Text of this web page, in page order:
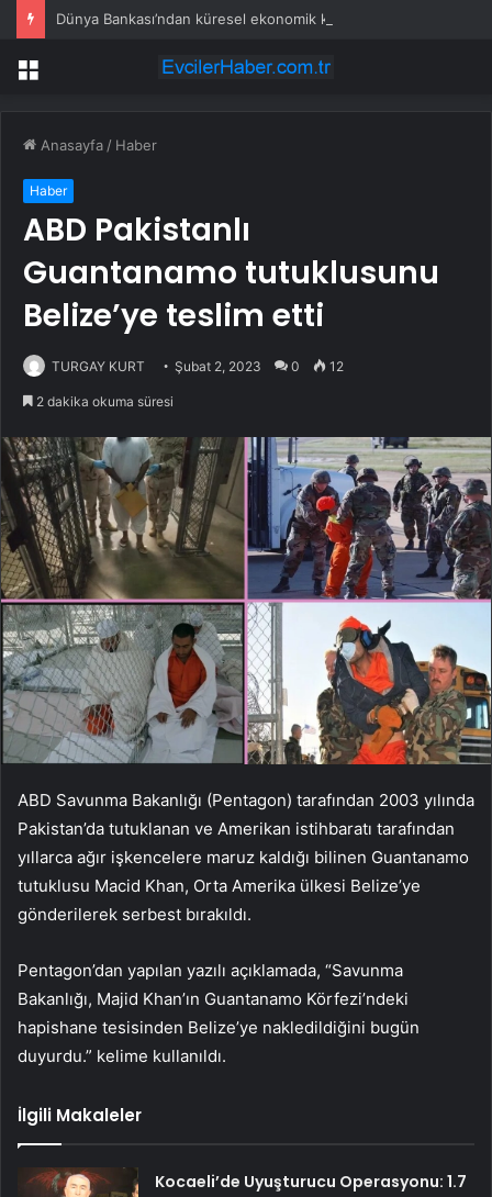
Dünya Bankası’ndan küresel ekonomik kriz uyarısı
Menü
Anasayfa / Haber
Haber
ABD Pakistanlı
Guantanamo tutuklusunu
Belize’ye teslim etti
TURGAY KURT Şubat 2, 2023 0 12
2 dakika okuma süresi
ABD Savunma Bakanlığı (Pentagon) tarafından 2003 yılında
Pakistan’da tutuklanan ve Amerikan istihbaratı tarafından
yıllarca ağır işkencelere maruz kaldığı bilinen Guantanamo
tutuklusu Macid Khan, Orta Amerika ülkesi Belize’ye
gönderilerek serbest bırakıldı.
Pentagon’dan yapılan yazılı açıklamada, “Savunma
Bakanlığı, Majid Khan’ın Guantanamo Körfezi’ndeki
hapishane tesisinden Belize’ye nakledildiğini bugün
duyurdu.” kelime kullanıldı.
İlgili Makaleler
Kocaeli’de Uyuşturucu Operasyonu: 1.7